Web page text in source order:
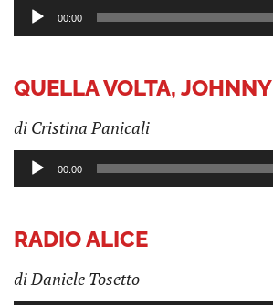
Audio
Player
00:00
QUELLA VOLTA, JOHNNY
di Cristina Panicali
Audio
Player
00:00
RADIO ALICE
di Daniele Tosetto